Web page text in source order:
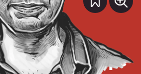
2026•4minuty
Babiš kope